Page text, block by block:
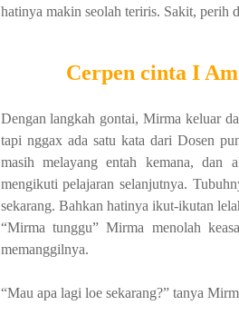
hatinya makin seolah teriris. Sakit, perih
Cerpen cinta I
Dengan langkah gontai, Mirma keluar
tapi nggax ada satu kata dari Dosen
masih melayang entah kemana, dan
mengikuti pelajaran selanjutnya.
sekarang. Bahkan hatinya ikut-ikutan
“Mirma tunggu” Mirma menolah
memanggilnya.
“Mau apa lagi loe sekarang?” tanya